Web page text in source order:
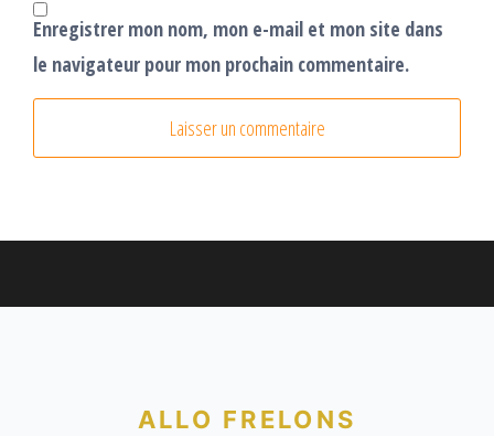
Enregistrer mon nom, mon e-mail et mon site dans
le navigateur pour mon prochain commentaire.
ALLO FRELONS